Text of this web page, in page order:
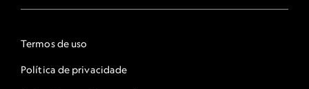
Termos de uso
Política de privacidade